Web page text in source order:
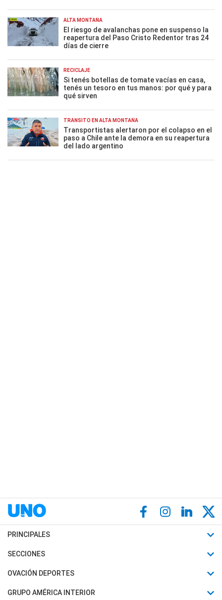
ALTA MONTAÑA
El riesgo de avalanchas pone en suspenso la
reapertura del Paso Cristo Redentor tras 24
días de cierre
RECICLAJE
Si tenés botellas de tomate vacías en casa,
tenés un tesoro en tus manos: por qué y para
qué sirven
TRÁNSITO EN ALTA MONTAÑA
Transportistas alertaron por el colapso en el
paso a Chile ante la demora en su reapertura
del lado argentino
PRINCIPALES
Últimas Noticias
Política
SECCIONES
Horóscopo
Motores
OVACIÓN DEPORTES
Fútbol
GRUPO AMÉRICA INTERIOR